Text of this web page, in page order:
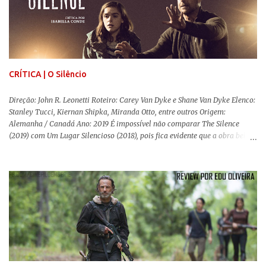
estéticas de se fazer documentários, selecionei 5 produções tupiniquins do
gênero que, para mim, são indispensáveis: ▼ Cabra Marcado para Morrer
(1984) , de Eduardo Coutinho Em 1964, devido ao golpe militar, Eduardo
Coutinho (Edifício Master) teve que abandonar as filmagens do
documentário sobre o assassinato do líder camponês Joã...
CRÍTICA | O Silêncio
Direção: John R. Leonetti Roteiro: Carey Van Dyke e Shane Van Dyke Elenco:
Stanley Tucci, Kiernan Shipka, Miranda Otto, entre outros Origem:
Alemanha / Canadá Ano: 2019 É impossível não comparar The Silence
(2019) com Um Lugar Silencioso (2018), pois fica evidente que a obra bebe
reproduzir alguns elementos que consograram a obra de John Krasinski
(The Office). Aqui os “monstros” com audições aguçadas eram seres da
Terra que estavam presos por séculos em uma caverna recém descoberta,
libertando-os pelo mundo. O espectador acompanha uma família que tem
uma pequena vantagem em relação às outras pessoas. Adivinhem? Sabem
viver em silêncio pelo fato da filha mais velha ser surda. Para aqueles que
amam filmes com temática apocalíptica, a produção pode até funcionar
como entretenimento mediano. Todo o cenário de fuga, pânico col...